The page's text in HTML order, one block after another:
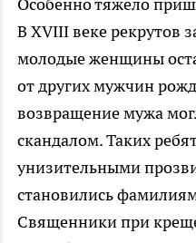
Особенно тяжело
В XVIII веке рекрутов
молодые женщины
от других мужчин
возвращение мужа
скандалом. Таких
унизительными
становились
Священники при